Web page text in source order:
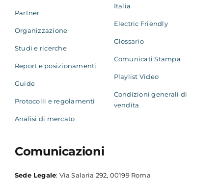
Partner
Organizzazione
Studi e ricerche
Report e posizionamenti
Guide
Protocolli e regolamenti
Analisi di mercato
Italia
Electric Friendly
Glossario
Comunicati Stampa
Playlist Video
Condizioni generali di
vendita
Comunicazioni
Sede Legale: Via Salaria 292, 00199 Roma